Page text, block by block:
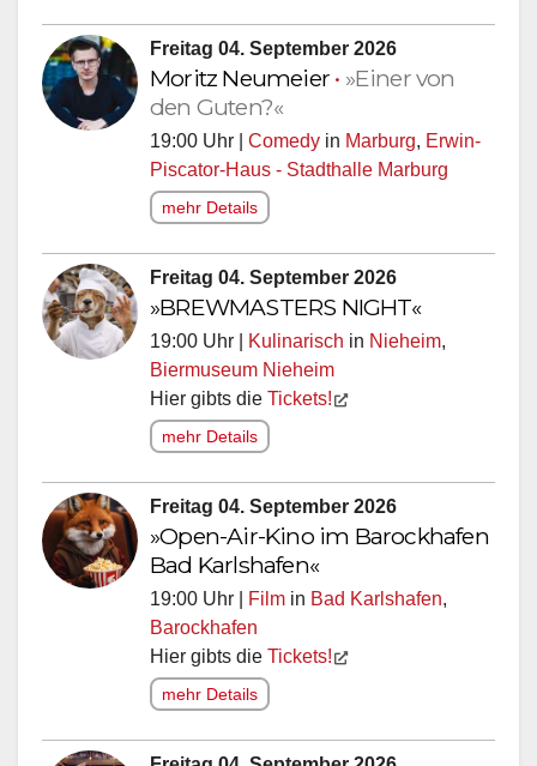
Freitag 04. September 2026
Moritz Neumeier • »Einer von
den Guten?«
19:00 Uhr | Comedy in Marburg, Erwin-
Piscator-Haus - Stadthalle Marburg
mehr Details
Freitag 04. September 2026
»BREWMASTERS NIGHT«
19:00 Uhr | Kulinarisch in Nieheim,
Biermuseum Nieheim
Hier gibts die Tickets!
mehr Details
Freitag 04. September 2026
»Open-Air-Kino im Barockhafen
Bad Karlshafen«
19:00 Uhr | Film in Bad Karlshafen,
Barockhafen
Hier gibts die Tickets!
mehr Details